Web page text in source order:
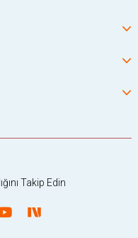
Takip Edin